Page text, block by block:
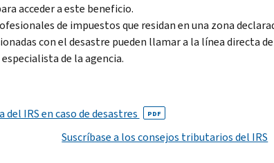
acceder a este beneficio.
de impuestos que residan en una zona
con el desastre pueden llamar a la línea directa
de la agencia.
IRS en caso de desastres PDF
Suscríbase a los consejos tributarios del IRS